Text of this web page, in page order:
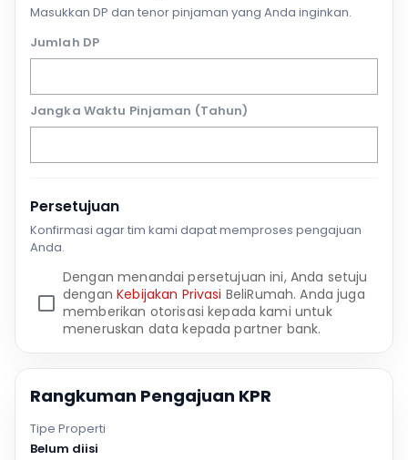
Masukkan DP dan tenor pinjaman yang Anda inginkan.
Jumlah DP
Jangka Waktu Pinjaman (Tahun)
Persetujuan
Konfirmasi agar tim kami dapat memproses pengajuan
Anda.
Dengan menandai persetujuan ini, Anda setuju
denganKebijakan Privasi BeliRumah. Anda juga
memberikan otorisasi kepada kami untuk
meneruskan data kepada partner bank.
Rangkuman Pengajuan KPR
Tipe Properti
Belum diisi